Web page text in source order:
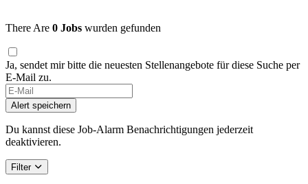
There Are 0 Jobs wurden gefunden
Ja, sendet mir bitte die neuesten Stellenangebote für diese Suche per
E-Mail zu.
If
you
are
a
human,
this
field
Alert speichern
Du kannst diese Job-Alarm Benachrichtigungen jederzeit
deaktivieren.
Filter